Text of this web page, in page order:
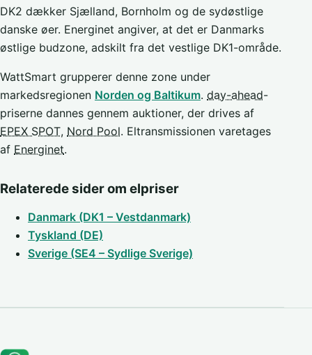
DK2 dækker Sjælland, Bornholm og de sydøstlige
danske øer. Energinet angiver, at det er Danmarks
østlige budzone, adskilt fra det vestlige DK1-område.
WattSmart grupperer denne zone under
markedsregionen Norden og Baltikum. day-ahead-
priserne dannes gennem auktioner, der drives af
EPEX SPOT, Nord Pool. Eltransmissionen varetages
af Energinet.
Relaterede sider om elpriser
Danmark (DK1 – Vestdanmark)
Tyskland (DE)
Sverige (SE4 – Sydlige Sverige)